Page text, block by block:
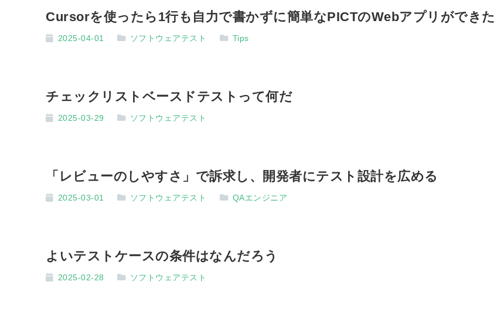
Cursorを使ったら1行も自力で書かずに簡単なPICTのWebアプリができた
2025-04-01 ソフトウェアテスト Tips
チェックリストベースドテストって何だ
2025-03-29 ソフトウェアテスト
「レビューのしやすさ」で訴求し、開発者にテスト設計を広める
2025-03-01 ソフトウェアテスト QAエンジニア
よいテストケースの条件はなんだろう
2025-02-28 ソフトウェアテスト